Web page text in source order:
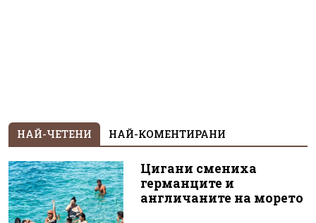
НАЙ-ЧЕТЕНИ НАЙ-КОМЕНТИРАНИ
Цигани смениха
германците и
англичаните на морето